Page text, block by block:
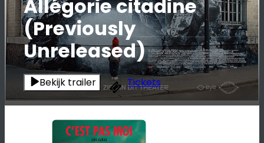
Allégorie citadine
(Previously
Unreleased)
Bekijk trailer Tickets